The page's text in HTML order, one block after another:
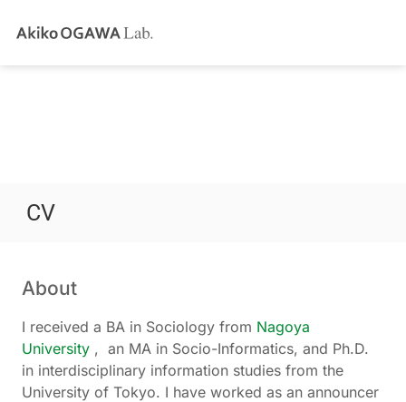
CV
About
I received a BA in Sociology from Nagoya
University , an MA in Socio-Informatics, and Ph.D.
in interdisciplinary information studies from the
University of Tokyo. I have worked as an announcer